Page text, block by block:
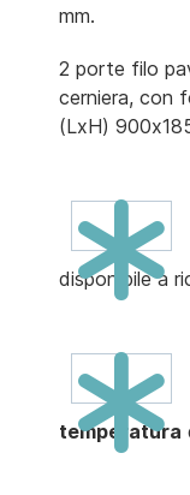
mm.
2 porte filo
cerniera, con
(LxH)
disponibile a
temperatura